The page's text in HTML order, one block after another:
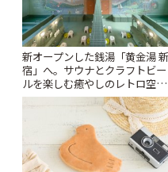
新オープンした銭湯「黄金湯 新
宿」へ。サウナとクラフトビー
ルを楽しむ癒やしのレトロ空間
| ことりっぷ